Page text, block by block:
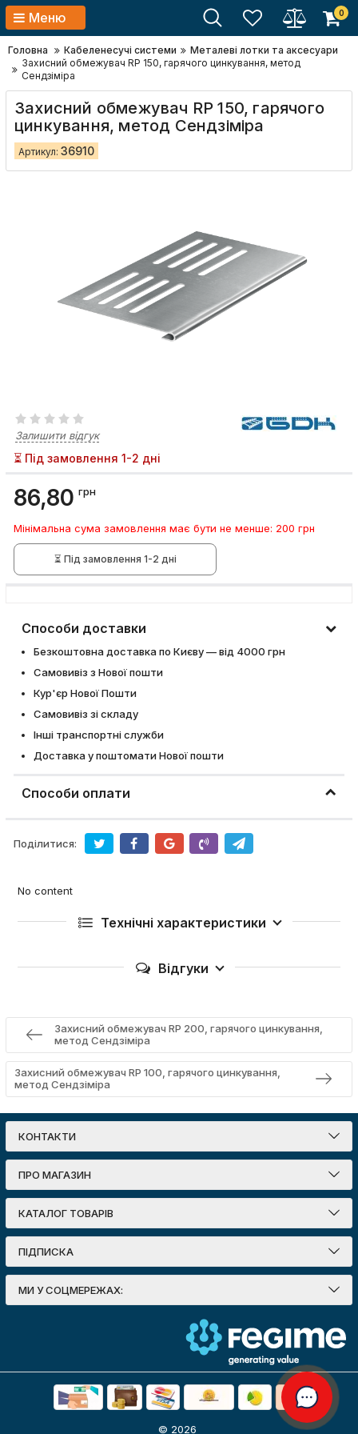
Меню 0
Головна Кабеленесучі системи
Металеві лотки та аксесуари
Захисний обмежувач RP 150, гарячого цинкування, метод
Сендзіміра
Захисний обмежувач RP 150, гарячого
цинкування, метод Сендзіміра
Артикул: 36910
Залишити відгук
⏳ Під замовлення 1-2 дні
86,80 грн
Мінімальна сума замовлення має бути не менше: 200 грн
⏳ Під замовлення 1-2 дні
Способи доставки
Безкоштовна доставка по Києву — від 4000 грн
Самовивіз з Нової пошти
Кур'єр Нової Пошти
Самовивіз зі складу
Інші транспортні служби
Доставка у поштомати Нової пошти
Способи оплати
Поділитися:
No content
Технічні характеристики
Відгуки
Захисний обмежувач RP 200, гарячого цинкування,
метод Сендзіміра
Захисний обмежувач RP 100, гарячого цинкування,
метод Сендзіміра
КОНТАКТИ
ПРО МАГАЗИН
КАТАЛОГ ТОВАРІВ
ПІДПИСКА
МИ У СОЦМЕРЕЖАХ:
© 2026